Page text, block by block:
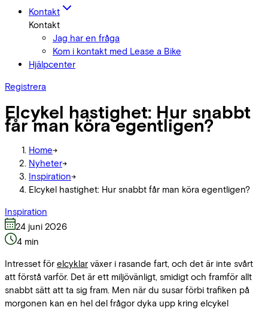
Kontakt
Kontakt
Jag har en fråga
Kom i kontakt med Lease a Bike
Hjälpcenter
Registrera
Elcykel hastighet: Hur snabbt
får man köra egentligen?
Home->
Nyheter->
Inspiration->
Elcykel hastighet: Hur snabbt får man köra egentligen?
Inspiration
24 juni 2026
4 min
Intresset för elcyklar växer i rasande fart, och det är inte svårt
att förstå varför. Det är ett miljövänligt, smidigt och framför allt
snabbt sätt att ta sig fram. Men när du susar förbi trafiken på
morgonen kan en hel del frågor dyka upp kring elcykel